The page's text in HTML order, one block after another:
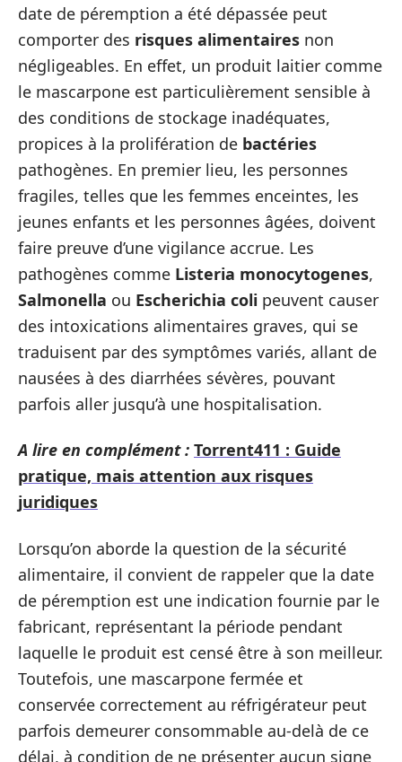
date de péremption a été dépassée peut
comporter des risques alimentaires non
négligeables. En effet, un produit laitier comme
le mascarpone est particulièrement sensible à
des conditions de stockage inadéquates,
propices à la prolifération de bactéries
pathogènes. En premier lieu, les personnes
fragiles, telles que les femmes enceintes, les
jeunes enfants et les personnes âgées, doivent
faire preuve d’une vigilance accrue. Les
pathogènes comme Listeria monocytogenes,
Salmonella ou Escherichia coli peuvent causer
des intoxications alimentaires graves, qui se
traduisent par des symptômes variés, allant de
nausées à des diarrhées sévères, pouvant
parfois aller jusqu’à une hospitalisation.
A lire en complément : Torrent411 : Guide
pratique, mais attention aux risques
juridiques
Lorsqu’on aborde la question de la sécurité
alimentaire, il convient de rappeler que la date
de péremption est une indication fournie par le
fabricant, représentant la période pendant
laquelle le produit est censé être à son meilleur.
Toutefois, une mascarpone fermée et
conservée correctement au réfrigérateur peut
parfois demeurer consommable au-delà de ce
délai, à condition de ne présenter aucun signe